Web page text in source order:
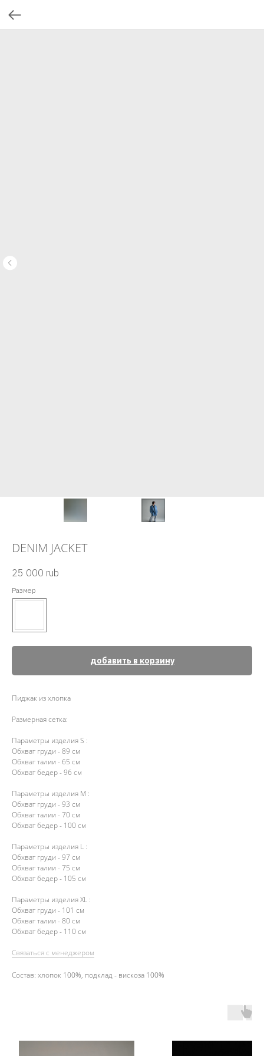
DENIM JACKET
25 000 rub
Размер
добавить в корзину
Пиджак из хлопка
Размерная сетка:
Параметры изделия S :
Обхват груди - 89 см
Обхват талии - 65 см
Обхват бедер - 96 см
Параметры изделия М :
Обхват груди - 93 см
Обхват талии - 70 см
Обхват бедер - 100 см
Параметры изделия L :
Обхват груди - 97 см
Обхват талии - 75 см
Обхват бедер - 105 см
Параметры изделия ХL :
Обхват груди - 101 см
Обхват талии - 80 см
Обхват бедер - 110 см
Связаться с менеджером
Состав: хлопок 100%, подклад - вискоза 100%